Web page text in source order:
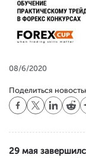
08/6/2020
Поделиться
29 мая